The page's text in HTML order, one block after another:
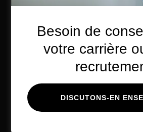
profil, à votre historique et à
auxquelles vous avez
Besoin de
votre carrière
DISCUTONS-EN